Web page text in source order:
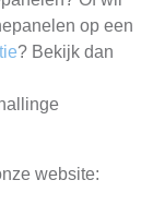
op een
? Bekijk dan
website: